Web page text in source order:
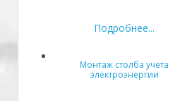
Подробнее...
Монтаж столба учета
электроэнергии